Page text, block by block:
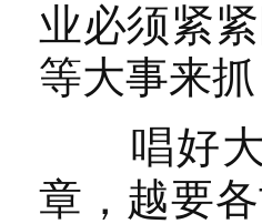
业必须紧
等大事来
唱好大
章，越要